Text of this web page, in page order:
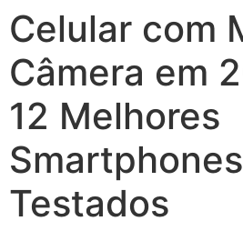
para
conteúdo
Celular com
Câmera em
12 Melhores
Smartphones
Testados